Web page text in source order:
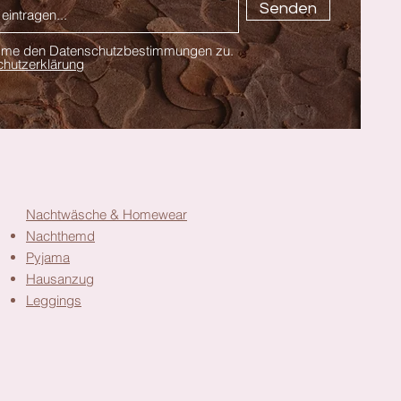
Senden
den Datenschutzbestimmungen zu.
Nachtwäsche & Homewear
Nachthemd
Pyjama
Hausanzug
Leggings